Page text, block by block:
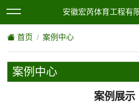
欢迎访问安徽宏芮体育工程有限公司网站！
安徽宏芮体育工程有
首页 案例中心
案例中心
案例展示